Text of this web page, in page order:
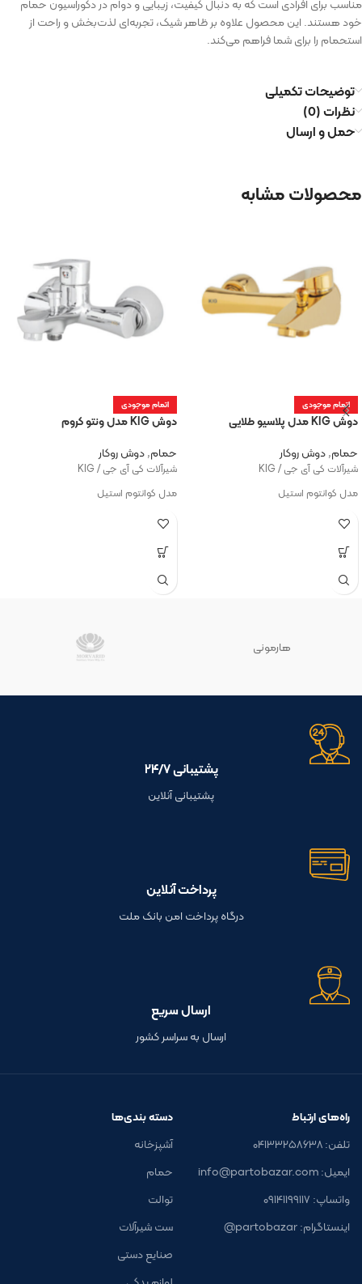
مناسب برای افرادی است که به دنبال کیفیت، زیبایی و دوام در دکوراسیون حمام
خود هستند. این محصول علاوه بر ظاهر شیک، تجربه‌ای لذت‌بخش و راحت از
استحمام را برای شما فراهم می‌کند.
توضیحات تکمیلی
نظرات (0)
حمل و ارسال
محصولات مشابه
اتمام موجودی
دوش KIG مدل پلاسیو طلایی
حمام,دوش روکار
شیرآلات کی آی جی / KIG
مدل کوانتوم استیل
اتمام موجودی
دوش KIG مدل ونتو کروم
حمام,دوش روکار
شیرآلات کی آی جی / KIG
مدل کوانتوم استیل
هارمونی
پشتیبانی ۲۴/۷
پشتیبانی آنلاین
پرداخت آنلاین
درگاه پرداخت امن بانک ملت
ارسال سریع
ارسال به سراسر کشور
راه‌های ارتباط
تلفن: ۰۴۱۳۳۲۵۸۶۳۸
ایمیل: info@partobazar.com
واتساپ: ۰۹۱۴۱۱۹۹۱۱۷
اینستاگرام: partobazar@
دسته بندی‌ها
آشپزخانه
حمام
توالت
ست شیرآلات
صنایع دستی